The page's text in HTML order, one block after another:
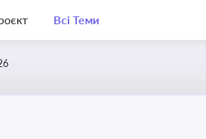
Всі Теми